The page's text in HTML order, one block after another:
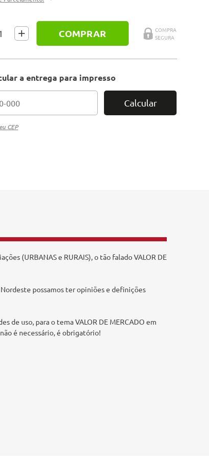
COMPRAR
a entrega para impresso
Calcular
CEP
(URBANAS e RURAIS), o tão falado VALOR DE
possamos ter opiniões e definições
de uso, para o tema VALOR DE MERCADO em
é necessário, é obrigatório!